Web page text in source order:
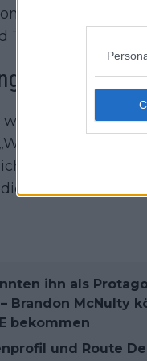
kurz vor der
Tour kann ich
im
sehr das
ich vor
bessere
den
ihn als
– Brandon McNulty
bekommen
und Route